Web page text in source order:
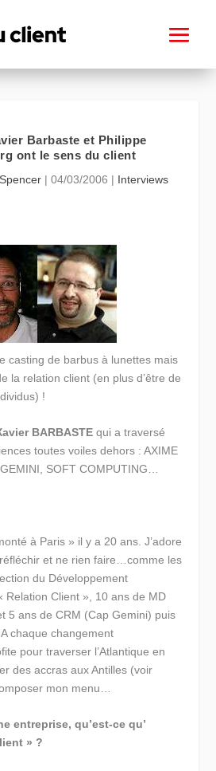
Barbaste et Philippe
ont le sens du client
| 04/03/2006 | Interviews
casting de barbus à lunettes mais
la relation client (en plus d’être de
!
BARBASTE qui a traversé
toutes voiles dehors : AXIME
SOFT COMPUTING…
à Paris » il y a 20 ans. J’adore
et ne rien faire…comme les
du Développement
Relation Client », 10 ans de MD
5 ans de CRM (Cap Gemini) puis
chaque changement
pour traverser l’Atlantique en
des accras aux Antilles (voir
mon menu…
entreprise, qu’est-ce qu’
» ?